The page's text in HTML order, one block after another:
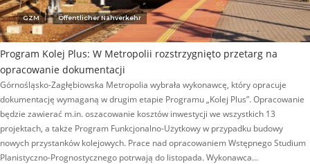
GZM Öffentlicher Nahverkehr
Program Kolej Plus: W Metropolii rozstrzygnięto przetarg na
opracowanie dokumentacji
Górnośląsko-Zagłębiowska Metropolia wybrała wykonawcę, który opracuje
dokumentację wymaganą w drugim etapie Programu „Kolej Plus”. Opracowanie
będzie zawierać m.in. oszacowanie kosztów inwestycji we wszystkich 13
projektach, a także Program Funkcjonalno-Użytkowy w przypadku budowy
nowych przystanków kolejowych. Prace nad opracowaniem Wstępnego Studium
Planistyczno-Prognostycznego potrwają do listopada. Wykonawca…